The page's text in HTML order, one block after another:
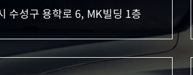
수성구 용학로 6, MK빌딩 1층